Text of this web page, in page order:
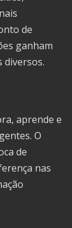
de
ganham
diversos.
aprende e
O
de
nas